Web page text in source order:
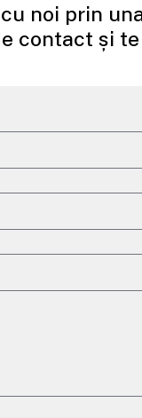
noi prin
contact și